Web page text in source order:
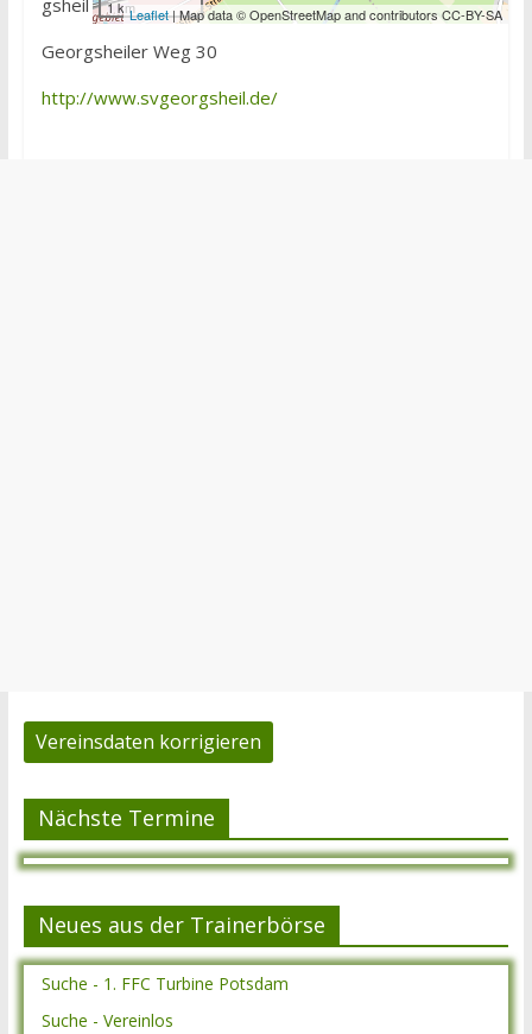
1 kmLeaflet| Map data © OpenStreetMap and contributors CC-BY-SA
gsheil
Georgsheiler Weg 30
http://www.svgeorgsheil.de/
Vereinsdaten korrigieren
Nächste Termine
Neues aus der Trainerbörse
Suche - 1. FFC Turbine Potsdam
Suche - Vereinlos